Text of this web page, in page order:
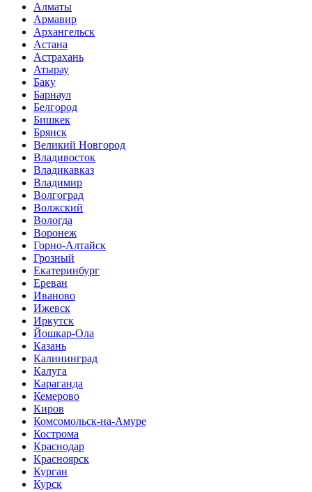
Алматы
Армавир
Архангельск
Астана
Астрахань
Атырау
Баку
Барнаул
Белгород
Бишкек
Брянск
Великий Новгород
Владивосток
Владикавказ
Владимир
Волгоград
Волжский
Вологда
Воронеж
Горно-Алтайск
Грозный
Екатеринбург
Ереван
Иваново
Ижевск
Иркутск
Йошкар-Ола
Казань
Калининград
Калуга
Караганда
Кемерово
Киров
Комсомольск-на-Амуре
Кострома
Краснодар
Красноярск
Курган
Курск